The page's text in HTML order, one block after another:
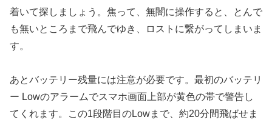
着いて探しましょう。焦って、無闇に操作すると、とんで
も無いところまで飛んでゆき、ロストに繋がってしまいま
す。
あとバッテリー残量には注意が必要です。最初のバッテリ
ー Lowのアラームでスマホ画面上部が黄色の帯で警告し
てくれます。この1段階目のLowまで、約20分間飛ばせま